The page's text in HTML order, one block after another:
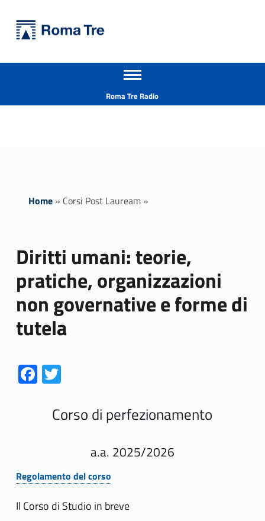
Diritti umani: teorie, pratiche, organizzazioni non governative e forme di tutela - Università Roma Tre
Apri il menu secondario
Roma Tre Radio
Home» Corsi Post Lauream»
Diritti umani: teorie,
pratiche, organizzazioni
non governative e forme di
tutela
Link identifier #identifier__139276-1 Fa
ce
k
Link identifier #identifier__139549-2 T
itt
Corso di perfezionamento
a.a. 2025/2026
Link identifier #identifier__80290-1
Regolamento del corso
Il Corso di Studio in breve